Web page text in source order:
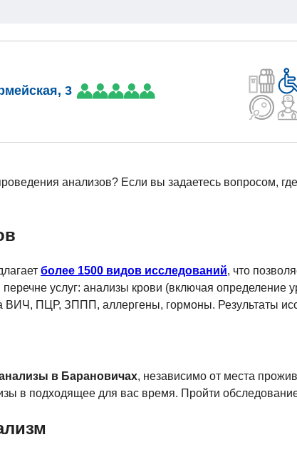
3
анализов? Если вы задаетесь вопросом, где
более 1500 видов исследований, что
услуг: анализы крови (включая определение
ВИЧ, ПЦР, ЗППП, аллергены, гормоны. Результаты
в Барановичах, независимо от места
в подходящее для вас время. Пройти